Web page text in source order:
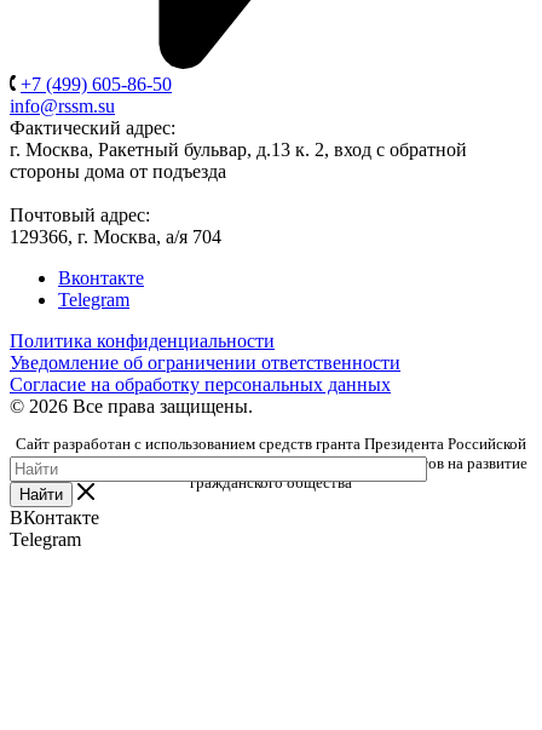
+7 (499) 605-86-50
info@rssm.su
Фактический адрес:
г. Москва, Ракетный бульвар, д.13 к. 2, вход с обратной
стороны дома от подъезда
Почтовый адрес:
129366, г. Москва, а/я 704
Вконтакте
Telegram
Политика конфиденциальности
Уведомление об ограничении ответственности
Согласие на обработку персональных данных
© 2026 Все права защищены.
Сайт разработан с использованием средств гранта Президента Российской
Федерации, предоставленного Фондом президентских грантов на развитие
гражданского общества
Найти
ВКонтакте
Telegram